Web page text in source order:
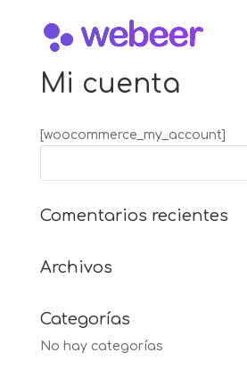
Mi cuenta
[woocommerce_my_account]
Comentarios recientes
Archivos
Categorías
No hay categorías